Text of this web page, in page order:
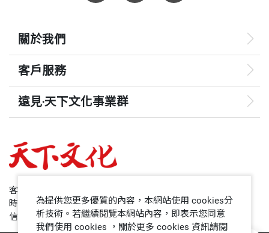
工作以外的生活，有時也有社交需求，只因為覺得怎
樣怎樣，對方才會覺得怎樣，結果，對方根本不覺得
怎樣。最重要的是，你自己也不那樣認為，卻得勉強
自己，那不是有點瞎嗎？畢竟，我們時間有限，何不
鼓勵年輕人？
有時會被問問題，但我都會當作只是回答問題，試著
在有限範圍裡提出有限觀點，那是因為我也想自主訓
這本書提供我們優秀創意人的心法，除了廣告業，各
行各業的創新更需要這樣的觀點！
──劉鴻徵，全聯福利中心行銷部協理
曉，但總要恐懼於自我的缺乏、興奮於每個他方的未
知。人類並未真正創造過新的方法，我們只是從
「無」中找出了它，驗證了方法的存在；與其說每個
獨一無二的「新」都是一種創造，我們其實僅是身在
尚未被揭露的答案裡陸續拓荒；你企圖的，正漂浮在
關於我們
客戶服務
遠見‧天下文化事業群
哈佛商業評論
領導影響力學院
客服專線：+886 2 2662-0012
時間：週一~週五9:00~12:30;13:30~17:00
信箱：service@cwgv.com.tw
為提供您更多優質的內容，本網站使用 cookies分
析技術。若繼續閱覽本網站內容，即表示您同意
我們使用 cookies ，關於更多 cookies 資訊請閱